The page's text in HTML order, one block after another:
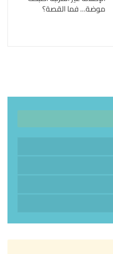
موضة… فما القصة؟